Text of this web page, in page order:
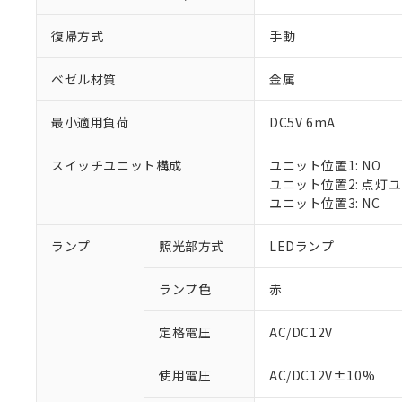
復帰方式 手動
ベゼル材質 金属
最小適用負荷 DC5V 6mA
スイッチユニット構成
ユニット位置1: NO
ユニット位置2: 点灯
ユニット位置3: NC
ランプ 照光部方式 LEDランプ
ランプ色 赤
定格電圧 AC/DC12V
使用電圧 AC/DC12V±10%
※1 対応状況